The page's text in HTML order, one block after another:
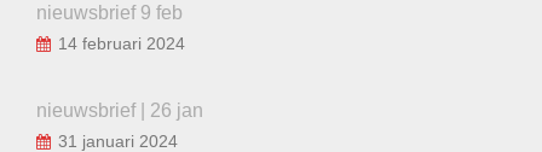
nieuwsbrief 9 feb
14 februari 2024
nieuwsbrief | 26 jan
31 januari 2024